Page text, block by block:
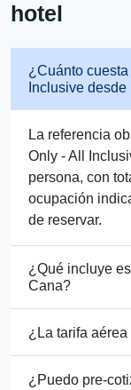
hotel
¿Cuánto cuesta
Inclusive
La referencia
Only - All
persona, con
ocupación
de reservar.
¿Qué incluye
Cana?
¿La tarifa
¿Puedo pre-